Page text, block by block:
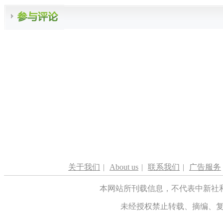
关于我们 | About us | 联系我们 | 广告服务
本网站所刊载信息，不代表中新
未经授权禁止转载、摘编、